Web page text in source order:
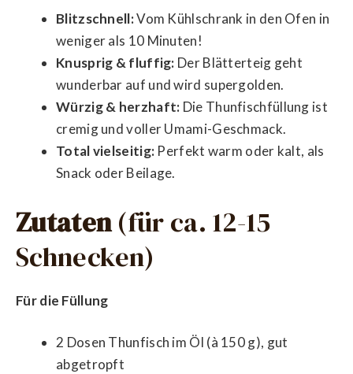
Blitzschnell:Vom Kühlschrank in den Ofen in
weniger als 10 Minuten!
Knusprig & fluffig: Der Blätterteig geht
wunderbar auf und wird supergolden.
Würzig & herzhaft: Die Thunfischfüllung ist
cremig und voller Umami-Geschmack.
Total vielseitig: Perfekt warm oder kalt, als
Snack oder Beilage.
Zutaten(für ca. 12-15
Schnecken)
Für die Füllung
2 Dosen Thunfisch im Öl (à 150 g), gut
abgetropft